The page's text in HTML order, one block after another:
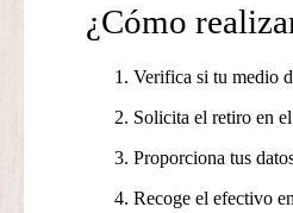
¿Cómo
Verifica si tu medio
Solicita el retiro en
Proporciona tus
Recoge el efectivo